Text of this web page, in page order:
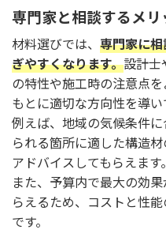
専門家と相談するメリ
材料選びでは、 専門家に
ぎやすくなります。設計士
の特性や施工時の注意点
もとに適切な方向性を導い
例えば、地域の気候条件
られる箇所に適した構造
アドバイスしてもらえます。
また、予算内で最大の効
らえるため、コストと性
です。